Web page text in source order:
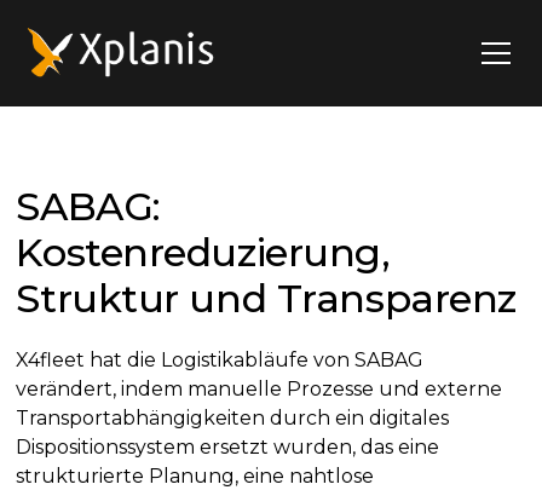
SABAG:
Kostenreduzierung,
Struktur und Transparenz
X4fleet hat die Logistikabläufe von SABAG
verändert, indem manuelle Prozesse und externe
Transportabhängigkeiten durch ein digitales
Dispositionssystem ersetzt wurden, das eine
strukturierte Planung, eine nahtlose